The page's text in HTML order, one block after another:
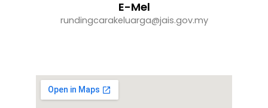
E-Mel
rundingcarakeluarga@jais.gov.my